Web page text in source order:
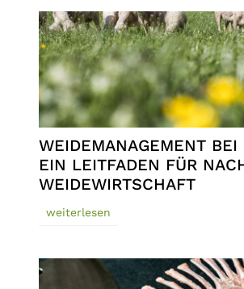
WEIDEMANAGEMENT BEI
EIN LEITFADEN FÜR
WEIDEWIRTSCHAFT
weiterlesen